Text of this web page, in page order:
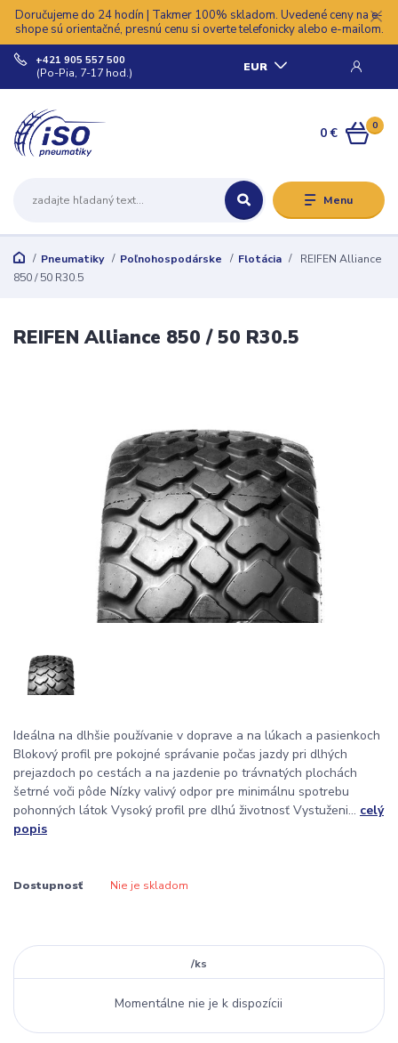
Doručujeme do 24 hodín | Takmer 100% skladom. Uvedené ceny na e-
shope sú orientačné, presnú cenu si overte telefonicky alebo e-mailom.
Menu
EUR
+421 905 557 500
(Po-Pia, 7-17 hod.)
0
0 €
Pneumatiky Poľnohospodárske Flotácia
REIFEN Alliance
850 / 50 R30.5
REIFEN Alliance 850 / 50 R30.5
Ideálna na dlhšie používanie v doprave a na lúkach a pasienkoch
Blokový profil pre pokojné správanie počas jazdy pri dlhých
prejazdoch po cestách a na jazdenie po trávnatých plochách
šetrné voči pôde Nízky valivý odpor pre minimálnu spotrebu
pohonných látok Vysoký profil pre dlhú životnosť Vystuženi... celý
popis
Dostupnosť Nie je skladom
/ks
Momentálne nie je k dispozícii